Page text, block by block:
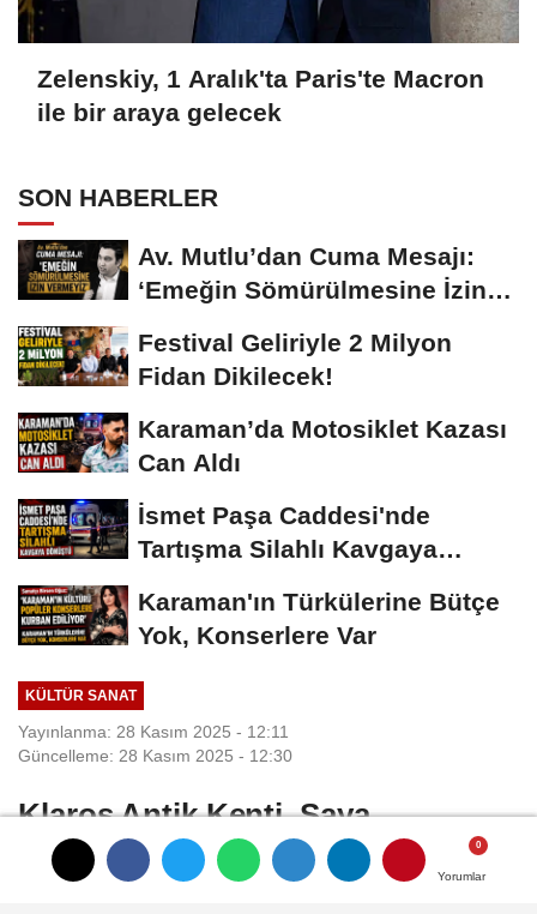
Yorumlar
Yorumlar
Zelenskiy, 1 Aralık'ta Paris'te Macron
ile bir araya gelecek
SON HABERLER
Av. Mutlu’dan Cuma Mesajı:
‘Emeğin Sömürülmesine İzin
Festival Geliriyle 2 Milyon
Fidan Dikilecek!
Karaman’da Motosiklet Kazası
Can Aldı
İsmet Paşa Caddesi'nde
Tartışma Silahlı Kavgaya
Karaman'ın Türkülerine Bütçe
Yok, Konserlere Var
KÜLTÜR SANAT
Yayınlanma: 28 Kasım 2025 - 12:11
Güncelleme: 28 Kasım 2025 - 12:30
Klaros Antik Kenti, Saya
Holding'in sponsorluğunda gün
yüzüne çıkıyor
Yorumlar